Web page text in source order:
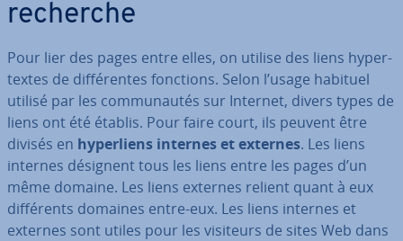
recherche
Pour lier des pages entre elles, on utilise des liens hy­per­
textes de dif­fé­rentes fonctions. Selon l’usage habituel
utilisé par les com­mu­nau­tés sur Internet, divers types de
liens ont été établis. Pour faire court, ils peuvent être
divisés en hy­per­liens internes et externes. Les liens
internes désignent tous les liens entre les pages d’un
même domaine. Les liens externes relient quant à eux
dif­fé­rents domaines entre-eux. Les liens internes et
externes sont utiles pour les visiteurs de sites Web dans